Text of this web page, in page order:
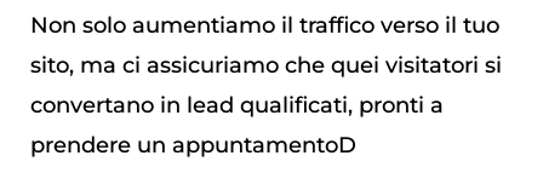
Non solo aumentiamo il traffico verso il tuo
sito, ma ci assicuriamo che quei visitatori si
convertano in lead qualificati, pronti a
prendere un appuntamentoD